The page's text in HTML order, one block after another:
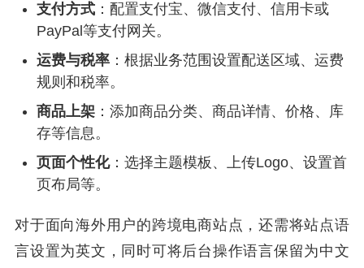
支付方式 ：配置支付宝、微信支付、信用卡或
PayPal等支付网关。
运费与税率 ：根据业务范围设置配送区域、运费
规则和税率。
商品上架 ：添加商品分类、商品详情、价格、库
存等信息。
页面个性化：选择主题模板、上传Logo、设置首
页布局等。
对于面向海外用户的跨境电商站点，还需将站点语
言设置为英文，同时可将后台操作语言保留为中文